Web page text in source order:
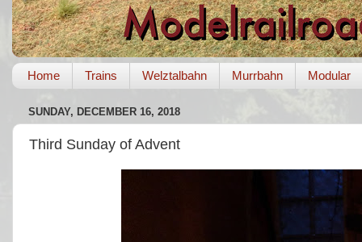
Home Trains Welztalbahn Murrbahn Modular
SUNDAY, DECEMBER 16, 2018
Third Sunday of Advent